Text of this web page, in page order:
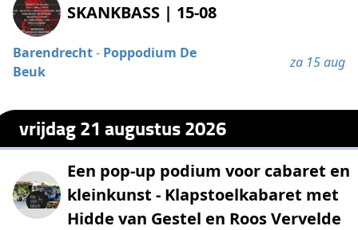
SKANKBASS | 15-08
Barendrecht- Poppodium De
Beuk
za 15 aug
vrijdag 21 augustus 2026
Een pop-up podium voor cabaret en
kleinkunst - Klapstoelkabaret met
Hidde van Gestel en Roos Vervelde